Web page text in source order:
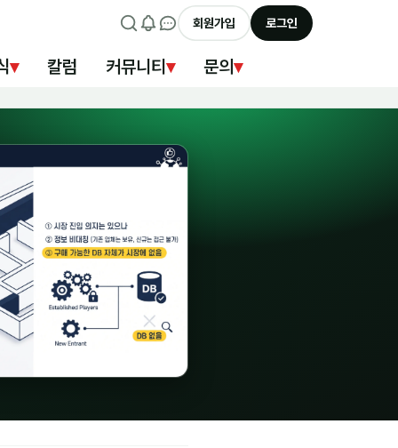
회원가입 로그인
▾ 칼럼 커뮤니티 ▾ 문의▾